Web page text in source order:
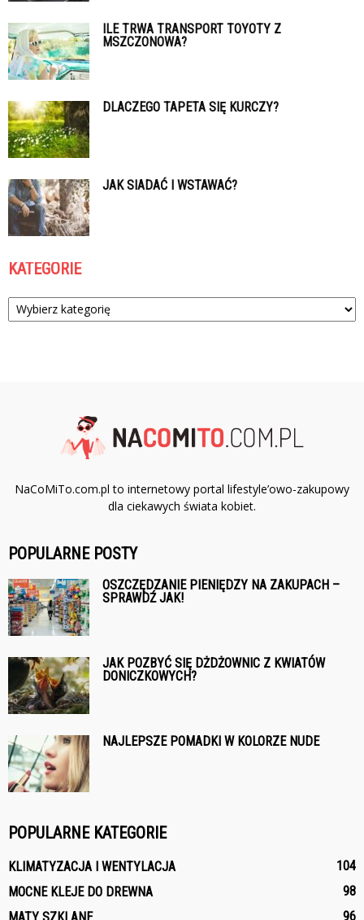
ILE TRWA TRANSPORT TOYOTY Z
MSZCZONOWA?
DLACZEGO TAPETA SIĘ KURCZY?
JAK SIADAĆ I WSTAWAĆ?
KATEGORIE
Kategorie
NaCoMiTo.com.pl to internetowy portal lifestyle’owo-zakupowy
dla ciekawych świata kobiet.
POPULARNE POSTY
OSZCZĘDZANIE PIENIĘDZY NA ZAKUPACH –
SPRAWDŹ JAK!
JAK POZBYĆ SIĘ DŻDŻOWNIC Z KWIATÓW
DONICZKOWYCH?
NAJLEPSZE POMADKI W KOLORZE NUDE
POPULARNE KATEGORIE
KLIMATYZACJA I WENTYLACJA
104
MOCNE KLEJE DO DREWNA
98
96